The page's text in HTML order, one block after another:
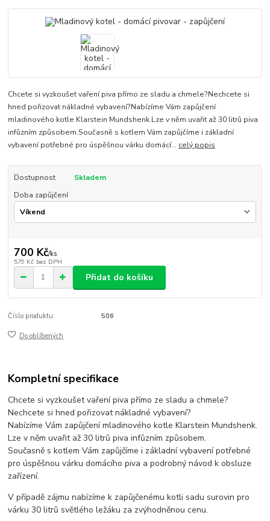
Chcete si vyzkoušet vaření piva přímo ze sladu a chmele?Nechcete si
hned pořizovat nákladné vybavení?Nabízíme Vám zapůjčení
mladinového kotle Klarstein Mundshenk.Lze v něm uvařit až 30 litrů piva
infůzním způsobem.Současně s kotlem Vám zapůjčíme i základní
vybavení potřebné pro úspěšnou várku domácí... celý popis
Dostupnost
Skladem
Doba zapůjčení
700 Kč/ks
579 Kč bez DPH
Přidat do košíku
Číslo produktu: 506
Do oblíbených
Kompletní specifikace
Chcete si vyzkoušet vaření piva přímo ze sladu a chmele?
Nechcete si hned pořizovat nákladné vybavení?
Nabízíme Vám zapůjčení mladinového kotle Klarstein Mundshenk.
Lze v něm uvařit až 30 litrů piva infůzním způsobem.
Současně s kotlem Vám zapůjčíme i základní vybavení potřebné
pro úspěšnou várku domácího piva a podrobný návod k obsluze
zařízení.
V případě zájmu nabízíme k zapůjčenému kotli sadu surovin pro
várku 30 litrů světlého ležáku za zvýhodněnou cenu.